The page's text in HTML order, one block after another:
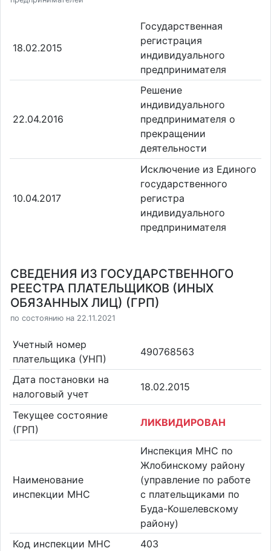
18.02.2015
Государственная
регистрация
индивидуального
предпринимателя
22.04.2016
Решение
индивидуального
предпринимателя о
прекращении
деятельности
10.04.2017
Исключение из Единого
государственного
регистра
индивидуального
предпринимателя
СВЕДЕНИЯ ИЗ ГОСУДАРСТВЕННОГО
РЕЕСТРА ПЛАТЕЛЬЩИКОВ (ИНЫХ
ОБЯЗАННЫХ ЛИЦ) (ГРП)
по состоянию на 22.11.2021
Учетный номер
плательщика (УНП)
490768563
Дата постановки на
налоговый учет
18.02.2015
Текущее состояние
(ГРП)
ЛИКВИДИРОВАН
Наименование
инспекции МНС
Инспекция МНС по
Жлобинскому району
(управление по работе
с плательщиками по
Буда-Кошелевскому
району)
Код инспекции МНС
403